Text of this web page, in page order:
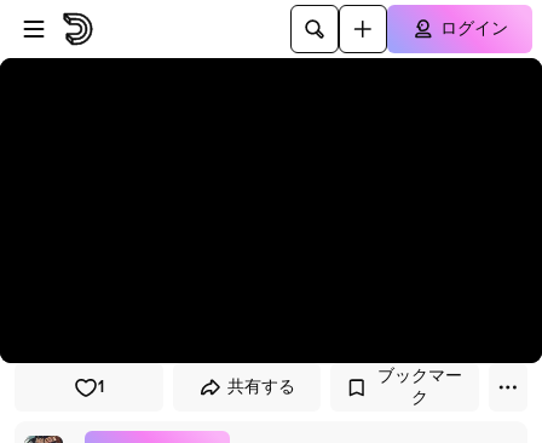
プレイヤーにスキップ
メインコンテンツにスキップ
ログイン
1 共有する
ブックマー
ク